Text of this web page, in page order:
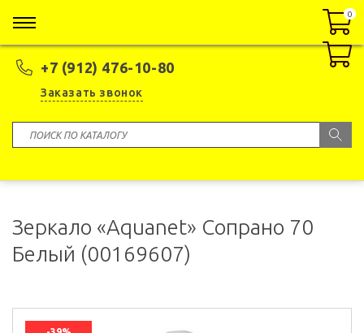
+7 (912) 476-10-80
Заказать звонок
0
0
Зеркало «Aquanet» Сопрано 70
Белый (00169607)